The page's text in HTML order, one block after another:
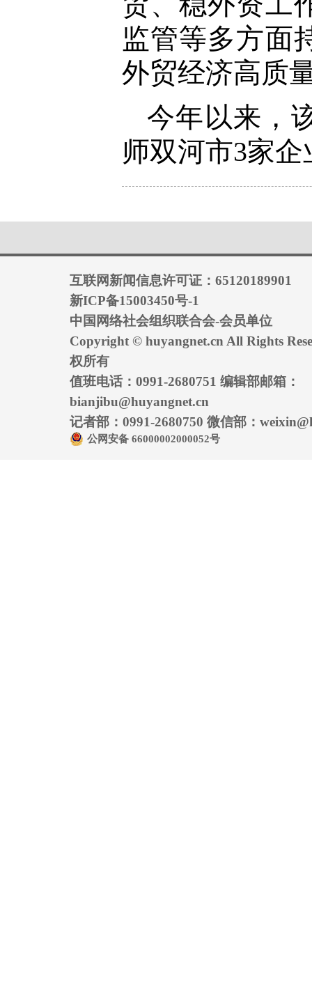
监管等多方面
外贸经济高质
今年以来，
师双河市3家
互联网新闻信息许可证：65120189901
新ICP备15003450号-1
中国网络社会组织联合会-会员单位
Copyright © huyangnet.cn All Rights
权所有
值班电话：0991-2680751 编辑部邮箱：
bianjibu@huyangnet.cn
记者部：0991-2680750 微信部：
公网安备 66000002000052号